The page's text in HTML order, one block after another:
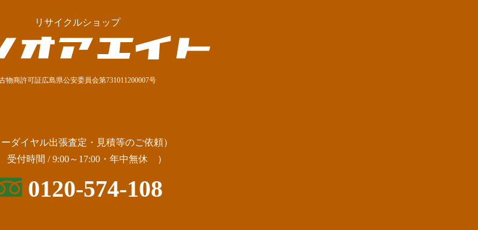
リサイクルショップ
物商許可証広島県公安委員会第731011200007号
ダイヤル出張査定・見積等のご依頼）
受付時間 / 9:00～17:00・年中無休 ）
0120-574-108